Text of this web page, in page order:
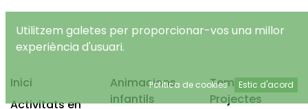
Inici
Activitats en
Animacions
infantils
Temps Lliure
Projectes
Utilitzem galetes per proporcionar-vos una millor
experiència d'usuari.
Política de cookies Estic d'acord